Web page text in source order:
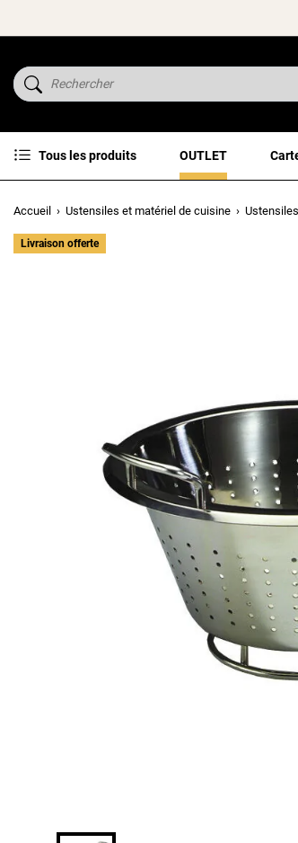
Tous les produits OUTLET
Accueil Ustensiles et matériel de cuisine
Livraison offerte